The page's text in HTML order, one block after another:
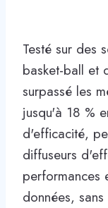
Testé sur des
basket-ball et
surpassé les
jusqu'à 18 %
d'efficacité,
diffuseurs
performances
données,